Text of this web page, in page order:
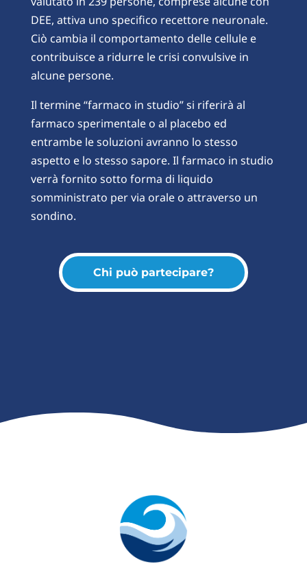
DEE, attiva uno specifico recettore neuronale.
Ciò cambia il comportamento delle cellule e
contribuisce a ridurre le crisi convulsive in
alcune persone.
Il termine “farmaco in studio” si riferirà al
farmaco sperimentale o al placebo ed
entrambe le soluzioni avranno lo stesso
aspetto e lo stesso sapore. Il farmaco in studio
verrà fornito sotto forma di liquido
somministrato per via orale o attraverso un
sondino.
Chi può partecipare?